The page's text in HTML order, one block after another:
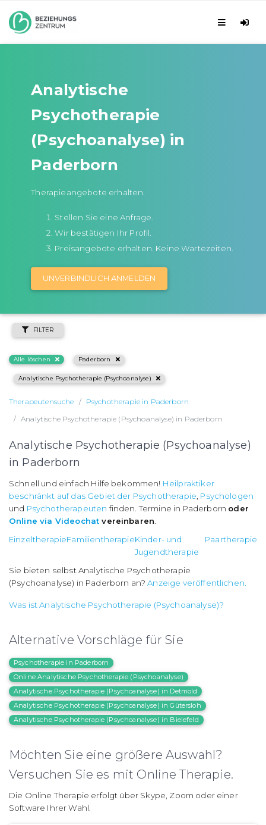
Analytische
Psychotherapie
(Psychoanalyse) in
Paderborn
Therapieangebote erhalten.
Stellen Sie eine Anfrage.
Wir bestätigen Ihr Profil.
Preisangebote erhalten. Keine Wartezeiten.
UNVERBINDLICH ANMELDEN
FILTER
Alle löschen Paderborn
Analytische Psychotherapie (Psychoanalyse)
Therapeutensuche
Psychotherapie in Paderborn
Analytische Psychotherapie (Psychoanalyse) in Paderborn
Analytische Psychotherapie (Psychoanalyse)
in Paderborn
Schnell und einfach Hilfe bekommen! Heilpraktiker
beschränkt auf das Gebiet der Psychotherapie Psychologen
und Psychotherapeuten finden. Termine in Paderborn oder
Online via Videochat vereinbaren
EinzeltherapieFamilientherapieKinder- und
Jugendtherapie
Paartherapie
Sie bieten selbst Analytische Psychotherapie
(Psychoanalyse) in Paderborn an?Anzeige veröffentlichen.
Was ist Analytische Psychotherapie (Psychoanalyse)?
Alternative Vorschläge für Sie
Psychotherapie in Paderborn
Online Analytische Psychotherapie (Psychoanalyse)
Analytische Psychotherapie (Psychoanalyse) in Detmold
Analytische Psychotherapie (Psychoanalyse) in Gütersloh
Analytische Psychotherapie (Psychoanalyse) in Bielefeld
Möchten Sie eine größere Auswahl?
Versuchen Sie es mit Online Therapie.
Die Online Therapie erfolgt über Skype, Zoom oder einer
Software Ihrer Wahl.